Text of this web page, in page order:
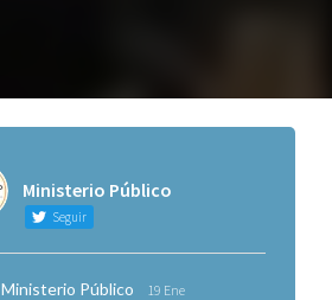
Ministerio Público
Seguir
Ministerio Público 19 Ene